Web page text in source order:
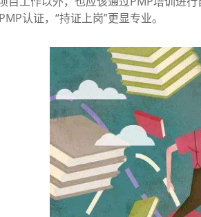
认证，“持证上岗”更显专业。